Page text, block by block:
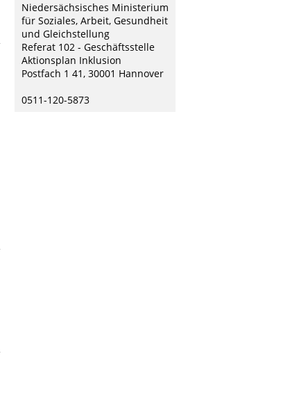
Niedersächsisches Ministerium
für Soziales, Arbeit, Gesundheit
und Gleichstellung
Referat 102 - Geschäftsstelle
Aktionsplan Inklusion
Postfach 1 41, 30001 Hannover
0511-120-5873